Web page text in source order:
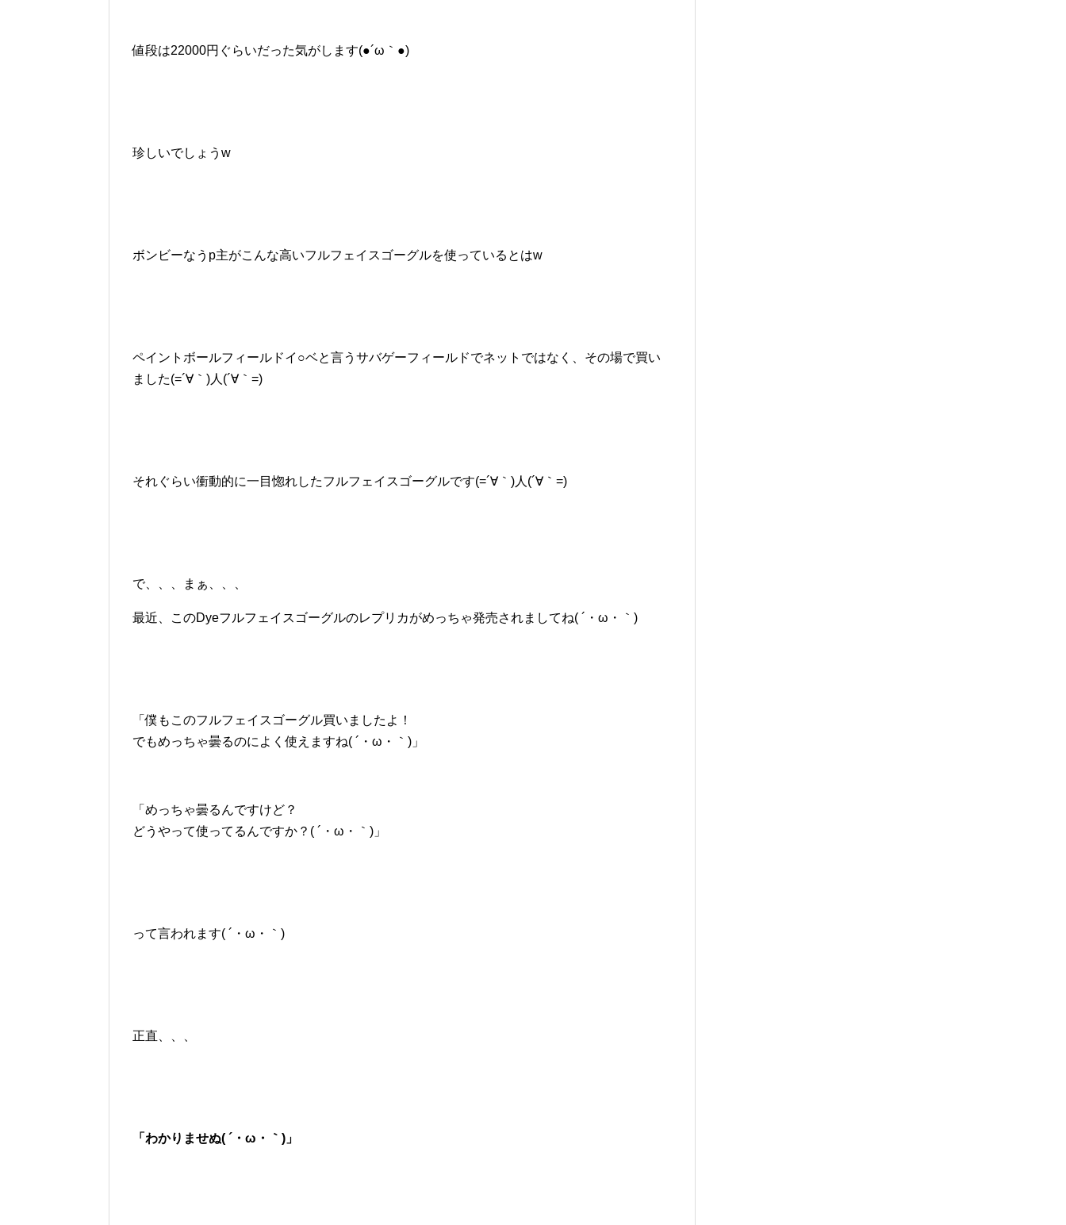
値段は22000円ぐらいだった気がします(●´ω｀●)
珍しいでしょうw
ボンビーなうp主がこんな高いフルフェイスゴーグルを使っているとはw
ペイントボールフィールドイ○ベと言うサバゲーフィールドでネットではなく、その場で買い
ました(=´∀｀)人(´∀｀=)
それぐらい衝動的に一目惚れしたフルフェイスゴーグルです(=´∀｀)人(´∀｀=)
で、、、まぁ、、、
最近、このDyeフルフェイスゴーグルのレプリカがめっちゃ発売されましてね( ´・ω・｀)
「僕もこのフルフェイスゴーグル買いましたよ！
でもめっちゃ曇るのによく使えますね( ´・ω・｀)」
「めっちゃ曇るんですけど？
どうやって使ってるんですか？( ´・ω・｀)」
って言われます( ´・ω・｀)
正直、、、
「わかりませぬ( ´・ω・｀)」